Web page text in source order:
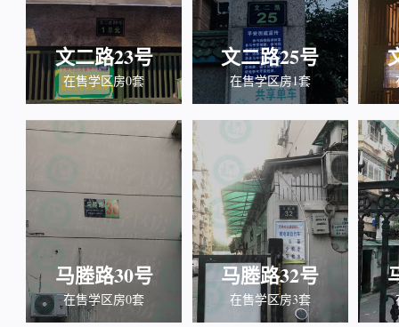
文二路23号
在售学区房0套
文二路25号
在售学区房1套
马塍路30号
在售学区房0套
马塍路32号
在售学区房3套